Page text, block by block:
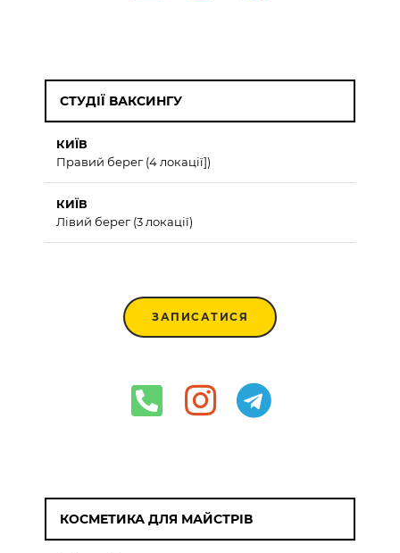
СТУДІЇ ВАКСИНГУ
КИЇВ
Правий берег (4 локації])
КИЇВ
Лівий берег (3 локації)
ЗАПИСАТИСЯ
КОСМЕТИКА ДЛЯ МАЙСТРІВ